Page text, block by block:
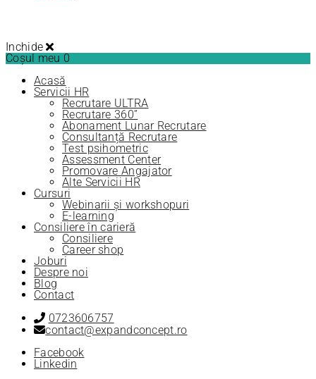
Inchide
Coșul meu 0
Acasă
Servicii HR
Recrutare ULTRA
Recrutare 360”
Abonament Lunar Recrutare
Consultanță Recrutare
Test psihometric
Assessment Center
Promovare Angajator
Alte Servicii HR
Cursuri
Webinarii și workshopuri
E-learning
Consiliere în carieră
Consiliere
Career shop
Joburi
Despre noi
Blog
Contact
0723606757
contact@expandconcept.ro
Facebook
Linkedin